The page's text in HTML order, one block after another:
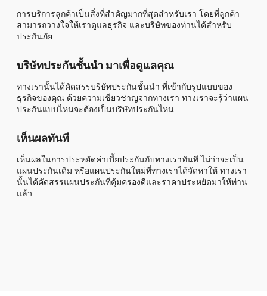
การบริการลูกค้าเป็นสิ่งที่สำคัญมากที่สุดสำหรับเรา โดยที่ลูกค้า
สามารถวางใจให้เราดูแลธุรกิจ และบริษัทของท่านได้สำหรับ
ประกันภัย
บริษัทประกันชั้นนำ มาเพื่อดูแลคุณ
ทางเรานั้นได้คัดสรรบริษัทประกันชั้นนำ ที่เข้ากับรูปแบบของ
ธุรกิจของคุณ ด้วยความเชี่ยวชาญจากทางเรา ทางเราจะรู้ว่าแผน
ประกันแบบไหนจะต้องเป็นบริษัทประกันไหน
เห็นผลทันที
เห็นผลในการประหยัดค่าเบี้ยประกันกับทางเราทันที ไม่ว่าจะเป็น
แผนประกันเดิม หรือแผนประกันใหม่ที่ทางเราได้จัดหาให้ ทางเรา
นั้นได้คัดสรรแผนประกันที่คุ้มครองดีและราคาประหยัดมาให้ท่าน
แล้ว